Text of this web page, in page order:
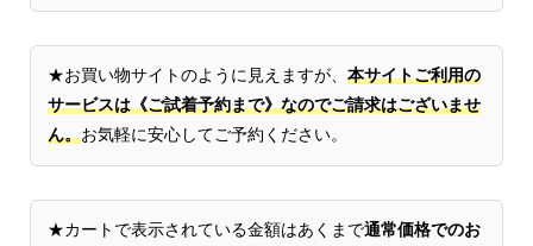
★お買い物サイトのように見えますが、 本サイトご利用の
サービスは《ご試着予約まで》なのでご請求はございませ
ん。お気軽に安心してご予約ください。
★カートで表示されている金額はあくまで通常価格でのお